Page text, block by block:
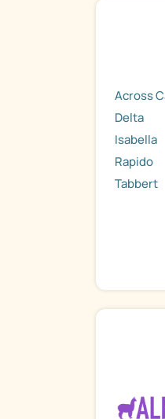
Across
Delta
Isabella
Rapido
Tabbert